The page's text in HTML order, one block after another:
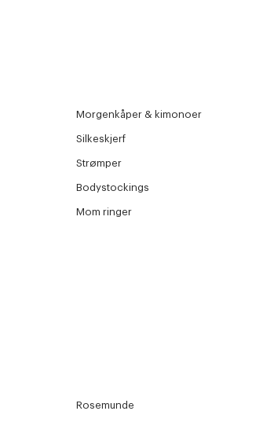
Morgenkåper & kimonoer
Silkeskjerf
Strømper
Bodystockings
Mom ringer
Rosemunde